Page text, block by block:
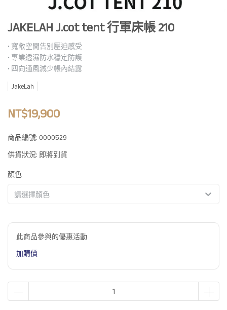
JAKELAH J.cot tent 行軍床帳 210
• 寬敞空間告別壓迫感受
• 專業透濕防水穩定防護
• 四向通風減少帳內結露
JakeLah
NT$19,900
商品編號: 0000529
供貨狀況: 即將到貨
顏色
請選擇顏色
此商品參與的優惠活動
加購價